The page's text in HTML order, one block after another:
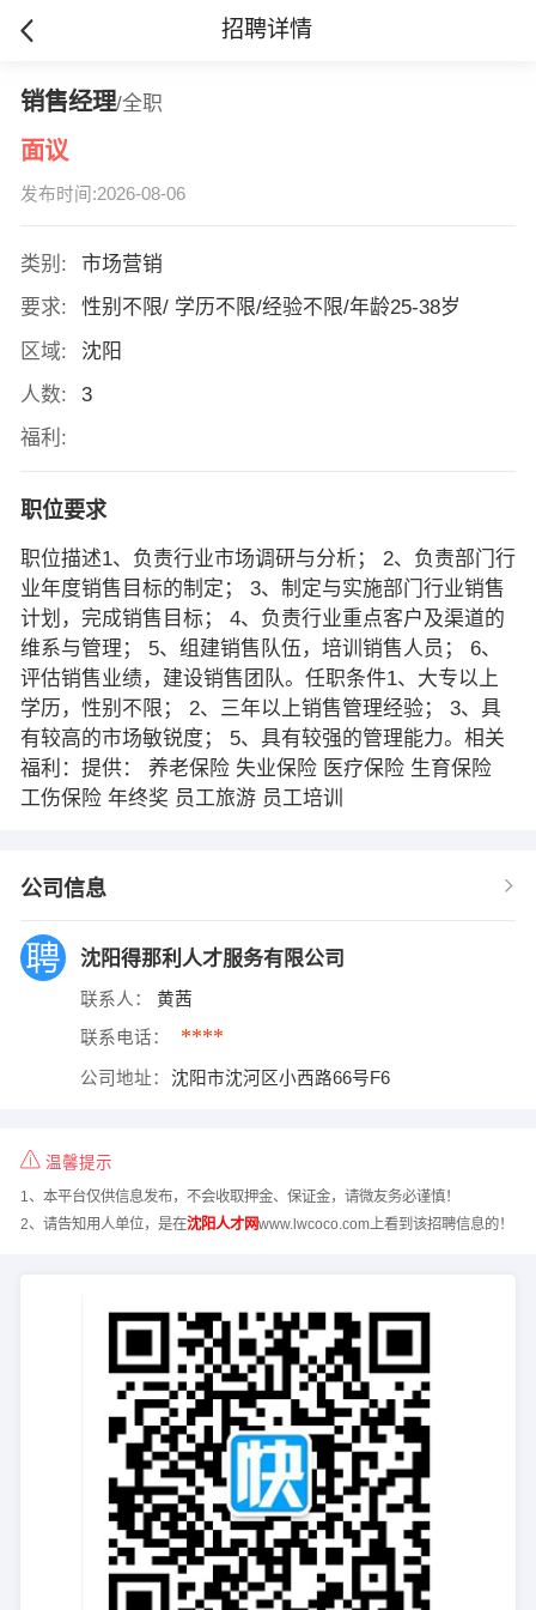
招聘详情
销售经理/全职
面议
发布时间:2026-08-06
类别:
市场营销
要求:
性别不限/ 学历不限/经验不限/年龄25-38岁
区域:
沈阳
人数:
3
福利:
职位要求
职位描述1、负责行业市场调研与分析； 2、负责部门行
业年度销售目标的制定； 3、制定与实施部门行业销售
计划，完成销售目标； 4、负责行业重点客户及渠道的
维系与管理； 5、组建销售队伍，培训销售人员； 6、
评估销售业绩，建设销售团队。任职条件1、大专以上
学历，性别不限； 2、三年以上销售管理经验； 3、具
有较高的市场敏锐度； 5、具有较强的管理能力。相关
福利：提供： 养老保险 失业保险 医疗保险 生育保险
工伤保险 年终奖 员工旅游 员工培训
公司信息
沈阳得那利人才服务有限公司
联系人： 黄茜
联系电话： ****
公司地址： 沈阳市沈河区小西路66号F6
温馨提示
1、本平台仅供信息发布，不会收取押金、保证金，请微友务必谨慎！
2、请告知用人单位，是在沈阳人才网www.lwcoco.com上看到该招聘信息的！